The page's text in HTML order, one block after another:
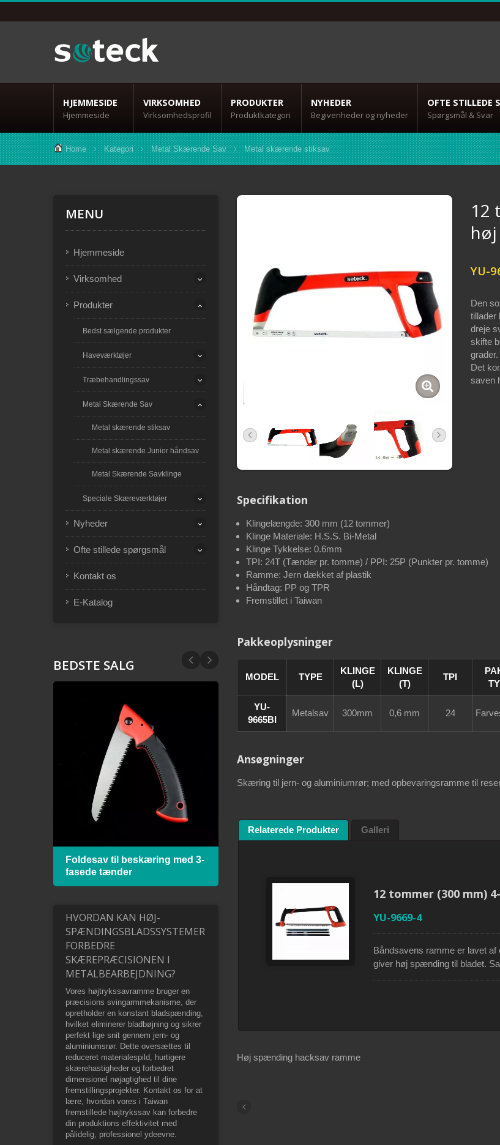
HJEMMESIDE
Hjemmeside
VIRKSOMHED
Virksomhedsprofil
PRODUKTER
Produktkategori
NYHEDER
Begivenheder og nyheder
OFTE STILLEDE
Spørgsmål & Svar
Home Kategori Metal Skærende Sav Metal skærende stiksav
MENU
Hjemmeside
Virksomhed
Produkter
Bedst sælgende produkter
Haveværktøjer
Træbehandlingssav
Metal Skærende Sav
Metal skærende stiksav
Metal skærende Junior håndsav
Metal Skærende Savklinge
Speciale Skæreværktøjer
Nyheder
Ofte stillede spørgsmål
Kontakt os
E-Katalog
BEDSTE SALG
Foldesav til beskæring med 3-
fasede tænder
HVORDAN KAN HØJ-
SPÆNDINGSBLADSSYSTEMER
FORBEDRE
SKÆREPRÆCISIONEN I
METALBEARBEJDNING?
Vores højtrykssavramme bruger en
præcisions svingarmmekanisme, der
opretholder en konstant bladspænding,
hvilket eliminerer bladbøjning og sikrer
perfekt lige snit gennem jern- og
aluminiumsrør. Dette oversættes til
reduceret materialespild, hurtigere
skærehastigheder og forbedret
dimensionel nøjagtighed til dine
fremstillingsprojekter. Kontakt os for at
lære, hvordan vores i Taiwan
fremstillede højtrykssav kan forbedre
din produktions effektivitet med
pålidelig, professionel ydeevne.
12
YU-
Den
tillader
dreje
skifte
Det
saven
Specifikation
Klingelængde: 300 mm (12 tommer)
Klinge Materiale: H.S.S. Bi-Metal
Klinge Tykkelse: 0.6mm
TPI: 24T (Tænder pr. tomme) / PPI: 25P (Punkter pr. tomme)
Ramme: Jern dækket af plastik
Håndtag: PP og TPR
Fremstillet i Taiwan
Pakkeoplysninger
MODEL TYPE
KLINGE
(L)
KLINGE
(T)
TPI
YU-
9665BI
Metalsav 300mm 0,6 mm 24
Ansøgninger
Skæring til jern- og aluminiumrør; med opbevaringsramme til
Relaterede Produkter Galleri
12 tommer (300 mm)
YU-9669-4
Båndsavens ramme er lavet
giver høj spænding til bladet.
komfortabelt greb.
Høj spænding hacksav ramme